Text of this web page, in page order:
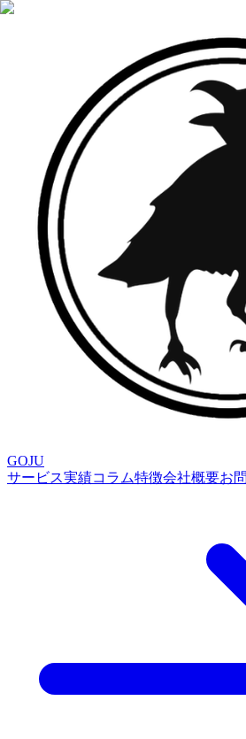
GOJU
サービス実績コラム特徴会社概要お